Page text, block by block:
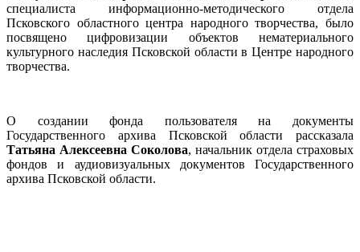
специалиста информационно-методического отдела
Псковского областного центра народного творчества, было
посвящено цифровизации объектов нематериального
культурного наследия Псковской области в Центре народного
творчества.
О создании фонда пользователя на документы
Государственного архива Псковской области рассказала
Татьяна Алексеевна Соколова, начальник отдела страховых
фондов и аудиовизуальных документов Государственного
архива Псковской области.